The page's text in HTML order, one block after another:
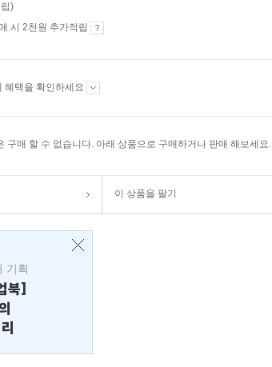
)
시 2천원 추가적립
혜택을 확인하세요
구매 할 수 없습니다. 아래 상품으로 구매하거나 판매 해보세요.
이 상품을 팔기
기획
북]